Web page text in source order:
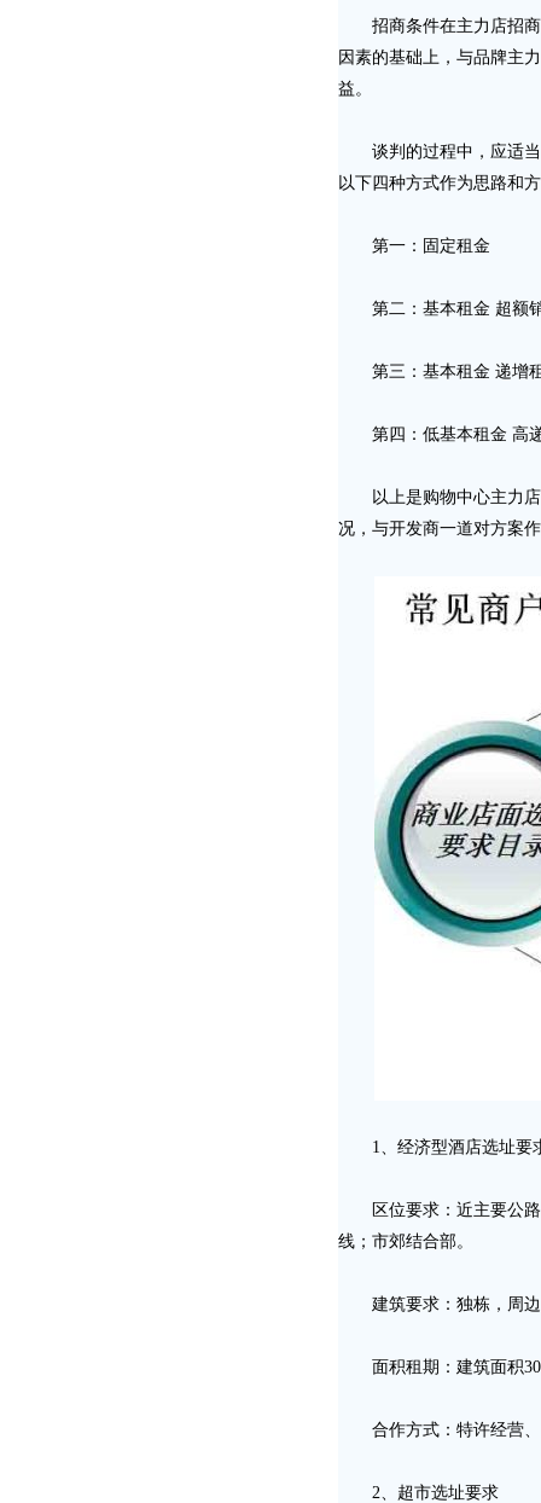
招商条件在主力店招商
因素的基础上，与品牌主
益。
谈判的过程中，应适当
以下四种方式作为思路和
第一：固定租金
第二：基本租金 超额
第三：基本租金 递增
第四：低基本租金 高
以上是购物中心主力店
况，与开发商一道对方案
1、经济型酒店选址要
区位要求：近主要公路
线；市郊结合部。
建筑要求：独栋，周边
面积租期：建筑面积
合作方式：特许经营、
2、超市选址要求